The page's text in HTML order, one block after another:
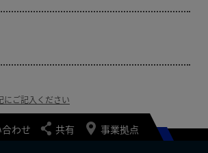
にご記入ください
わせ 共有 事業拠点